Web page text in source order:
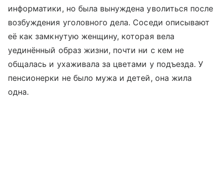
информатики, но была вынуждена уволиться после
возбуждения уголовного дела. Соседи описывают
её как замкнутую женщину, которая вела
уединённый образ жизни, почти ни с кем не
общалась и ухаживала за цветами у подъезда. У
пенсионерки не было мужа и детей, она жила
одна.